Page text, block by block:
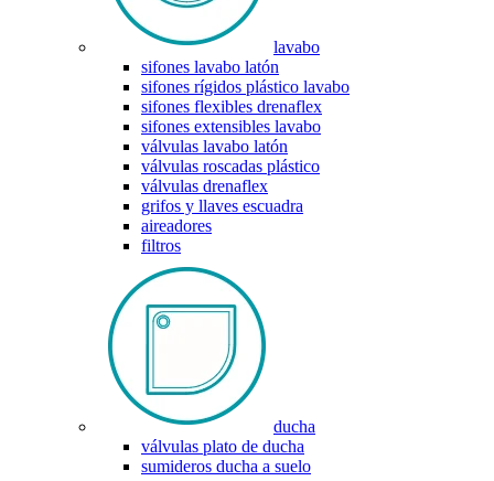
lavabo
sifones lavabo latón
sifones rígidos plástico lavabo
sifones flexibles drenaflex
sifones extensibles lavabo
válvulas lavabo latón
válvulas roscadas plástico
válvulas drenaflex
grifos y llaves escuadra
aireadores
filtros
ducha
válvulas plato de ducha
sumideros ducha a suelo